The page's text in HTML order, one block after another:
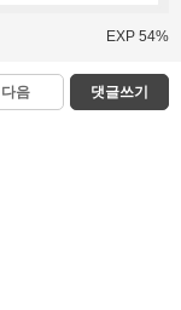
EXP 54%
다음 댓글쓰기